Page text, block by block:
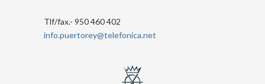
Tlf/fax.- 950 460 402
info.puertorey@telefonica.net